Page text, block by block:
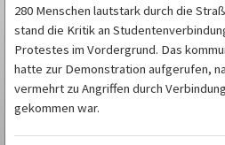
280 Menschen lautstark durch die
stand die Kritik an
Protestes im Vordergrund. Das
hatte zur Demonstration aufgerufen,
vermehrt zu Angriffen durch
gekommen war.